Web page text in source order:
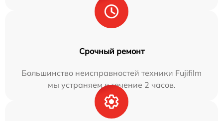
Срочный ремонт
Большинство неисправностей техники Fujifilm
мы устраняем в течение 2 часов.